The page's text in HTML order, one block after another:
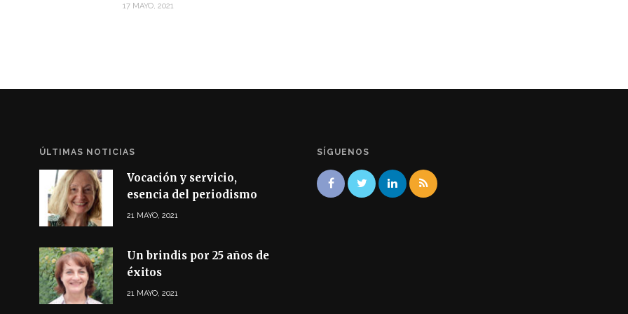
17 MAYO, 2021
ÚLTIMAS NOTICIAS
Vocación y servicio,
esencia del periodismo
21 MAYO, 2021
Un brindis por 25 años de
éxitos
21 MAYO, 2021
SÍGUENOS